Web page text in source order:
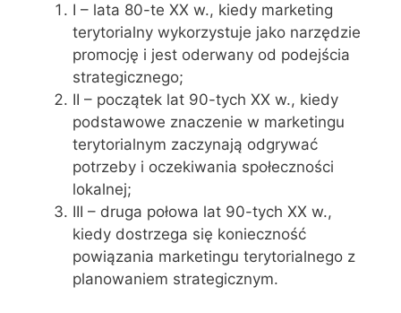
I – lata 80-te XX w., kiedy marketing
terytorialny wykorzystuje jako narzędzie
promocję i jest oderwany od podejścia
strategicznego;
II – początek lat 90-tych XX w., kiedy
podstawowe znaczenie w marketingu
terytorialnym zaczynają odgrywać
potrzeby i oczekiwania społeczności
lokalnej;
III – druga połowa lat 90-tych XX w.,
kiedy dostrzega się konieczność
powiązania marketingu terytorialnego z
planowaniem strategicznym.